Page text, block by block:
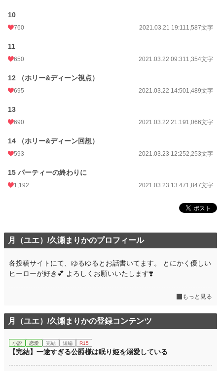
10
760 2021.03.21 19:111,587文字
11
650 2021.03.22 09:311,354文字
12 （ホリー&ディーン視点）
695 2021.03.22 14:501,489文字
13
690 2021.03.22 21:191,066文字
14 （ホリー&ディーン回想）
593 2021.03.23 12:252,253文字
15 パーティーの終わりに
1,192 2021.03.23 13:471,847文字
月（ユエ）/久瀬まりかのプロフィール
各投稿サイトにて、ゆるゆるとお話書いてます。 とにかく優しい
ヒーローが好き💕 よろしくお願いいたします❣️
もっと見る
月（ユエ）/久瀬まりかの登録コンテンツ
小説 恋愛 完結 短編 R15
【完結】一途すぎる公爵様は眠り姫を溺愛している